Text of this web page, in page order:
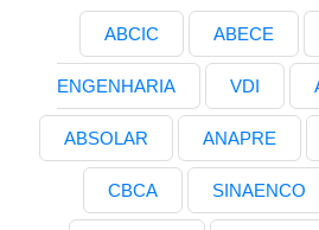
ABCIC ABECE
ENGENHARIA VDI
ABSOLAR ANAPRE
CBCA SINAENCO